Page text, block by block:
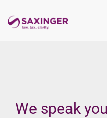
We speak